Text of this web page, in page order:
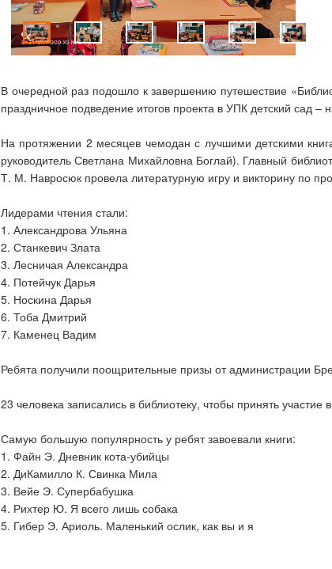
В очередной раз подошло к завершению путешествие
праздничное подведение итогов проекта в УПК детский сад
На протяжении 2 месяцев чемодан с лучшими детскими
руководитель Светлана Михайловна Боглай). Главный
Т. М. Навросюк провела литературную игру и викторину по
Лидерами чтения стали:
1. Александрова Ульяна
2. Станкевич Злата
3. Лесничая Александра
4. Потейчук Дарья
5. Носкина Дарья
6. Тоба Дмитрий
7. Каменец Вадим
Ребята получили поощрительные призы от администрации
23 человека записались в библиотеку, чтобы принять участие
Самую большую популярность у ребят завоевали книги:
1. Файн Э. Дневник кота-убийцы
2. ДиКамилло К. Свинка Мила
3. Вейе Э. Супербабушка
4. Рихтер Ю. Я всего лишь собака
5. Гибер Э. Ариоль. Маленький ослик, как вы и я